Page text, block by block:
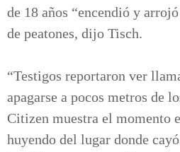
de 18 años “encendió y
de peatones, dijo Tisch.
“Testigos reportaron ver
apagarse a pocos metros de
Citizen muestra el momento
huyendo del lugar donde